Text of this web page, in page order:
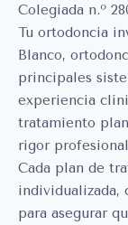
Colegiada n.º
Tu ortodoncia
Blanco,
principales
experiencia
tratamiento
rigor
Cada plan de
individualizada,
para asegurar